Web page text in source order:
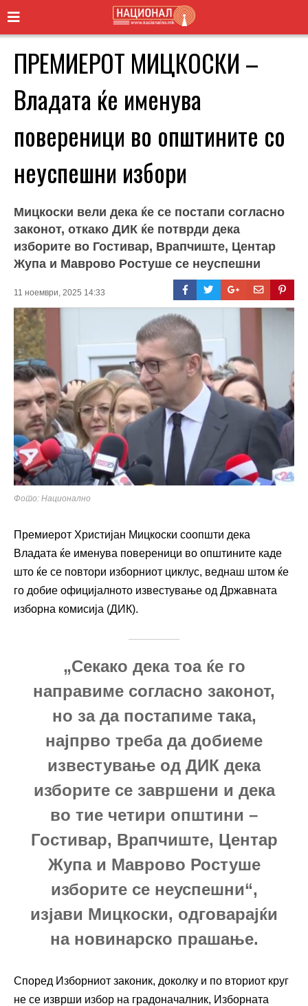
ПРЕМИЕРОТ МИЦКОСКИ –
Владата ќе именува
повереници во општините со
неуспешни избори
Мицкоски вели дека ќе се постапи согласно
законот, откако ДИК ќе потврди дека
изборите во Гостивар, Врапчиште, Центар
Жупа и Маврово Ростуше се неуспешни
11 ноември, 2025 14:33
Фото: Национално
Премиерот Христијан Мицкоски соопшти дека
Владата ќе именува повереници во општините каде
што ќе се повтори изборниот циклус, веднаш штом ќе
го добие официјалното известување од Државната
изборна комисија (ДИК).
„Секако дека тоа ќе го
направиме согласно законот,
но за да постапиме така,
најпрво треба да добиеме
известување од ДИК дека
изборите се завршени и дека
во тие четири општини –
Гостивар, Врапчиште, Центар
Жупа и Маврово Ростуше
изборите се неуспешни“,
изјави Мицкоски, одговарајќи
на новинарско прашање.
Според Изборниот законик, доколку и по вториот круг
не се изврши избор на градоначалник, Изборната